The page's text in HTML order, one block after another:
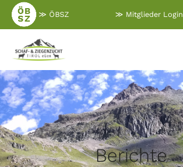
Zum
Hauptinhalt
≫ ÖBSZ ≫ Mitglieder Login
Berichte